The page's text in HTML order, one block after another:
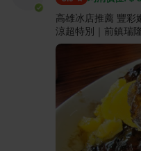
高雄冰店推薦 豐彩
涼超特別｜前鎮瑞